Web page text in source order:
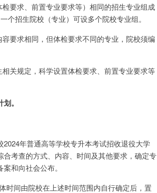
要求、前置专业要求等）相同的招生专业组成
招生院校（专业）可设多个院校专业组。
要求相同，但体检要求不同的专业，院校须编
关规定，科学设置体检要求、前置专业要求等
。
年普通高等学校专升本考试招收退役大学
考查的方式、内容、时间及其他要求，确定专
和向社会公布。
时间由院校在上述时间范围内自行确定后，置